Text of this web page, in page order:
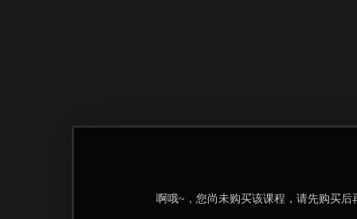
啊哦~，您尚未购买该课程，请先购买后